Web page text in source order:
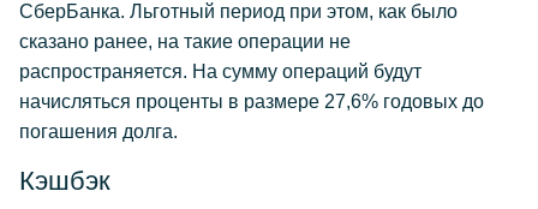
СберБанка. Льготный период при этом, как было
сказано ранее, на такие операции не
распространяется. На сумму операций будут
начисляться проценты в размере 27,6% годовых до
погашения долга.
Кэшбэк